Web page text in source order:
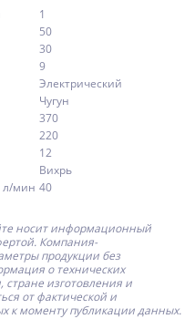
1
50
30
9
Электрический
Чугун
370
220
12
Вихрь
л/мин 40
носит информационный
Компания-
продукции без
о технических
стране изготовления и
от фактической и
к моменту публикации данных.